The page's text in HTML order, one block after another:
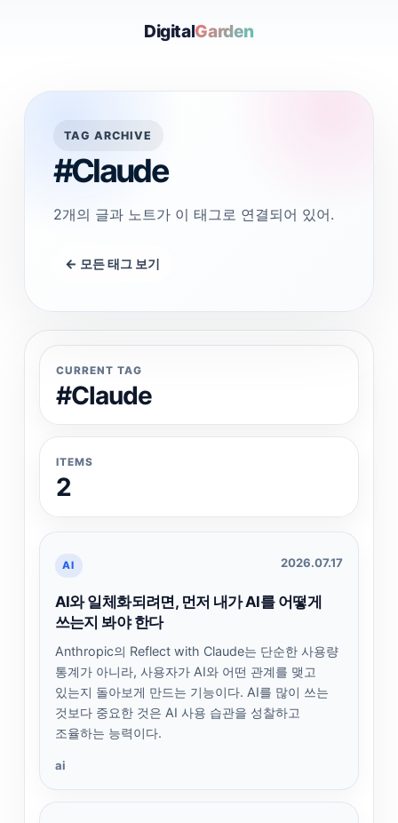
DigitalGarden
TAG ARCHIVE
#Claude
2개의 글과 노트가 이 태그로 연결되어 있어.
← 모든 태그 보기
CURRENT TAG
#Claude
ITEMS
2
AI 2026.07.17
AI와 일체화되려면, 먼저 내가 AI를 어떻게
쓰는지 봐야 한다
Anthropic의 Reflect with Claude는 단순한 사용량
통계가 아니라, 사용자가 AI와 어떤 관계를 맺고
있는지 돌아보게 만드는 기능이다. AI를 많이 쓰는
것보다 중요한 것은 AI 사용 습관을 성찰하고
조율하는 능력이다.
ai